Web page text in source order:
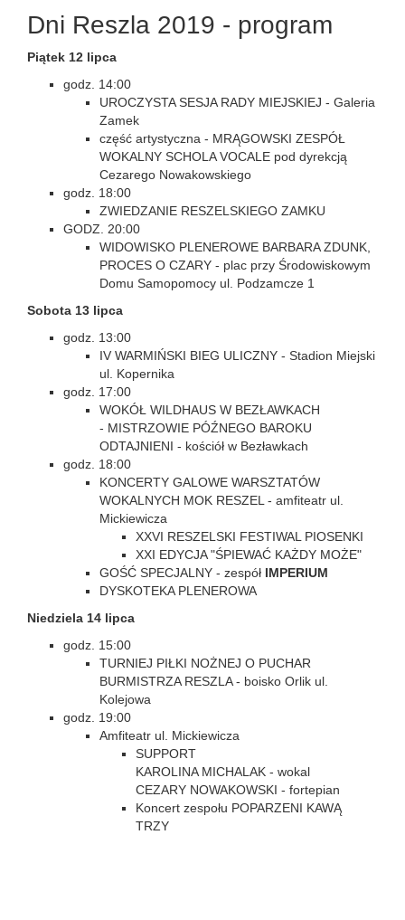
Dni Reszla 2019 - program
Piątek 12 lipca
godz. 14:00
UROCZYSTA SESJA RADY MIEJSKIEJ - Galeria
Zamek
część artystyczna - MRĄGOWSKI ZESPÓŁ
WOKALNY SCHOLA VOCALE pod dyrekcją
Cezarego Nowakowskiego
godz. 18:00
ZWIEDZANIE RESZELSKIEGO ZAMKU
GODZ. 20:00
WIDOWISKO PLENEROWE BARBARA ZDUNK,
PROCES O CZARY - plac przy Środowiskowym
Domu Samopomocy ul. Podzamcze 1
Sobota 13 lipca
godz. 13:00
IV WARMIŃSKI BIEG ULICZNY - Stadion Miejski
ul. Kopernika
godz. 17:00
WOKÓŁ WILDHAUS W BEZŁAWKACH
- MISTRZOWIE PÓŹNEGO BAROKU
ODTAJNIENI - kościół w Bezławkach
godz. 18:00
KONCERTY GALOWE WARSZTATÓW
WOKALNYCH MOK RESZEL - amfiteatr ul.
Mickiewicza
XXVI RESZELSKI FESTIWAL PIOSENKI
XXI EDYCJA "ŚPIEWAĆ KAŻDY MOŻE"
GOŚĆ SPECJALNY - zespół IMPERIUM
DYSKOTEKA PLENEROWA
Niedziela 14 lipca
godz. 15:00
TURNIEJ PIŁKI NOŻNEJ O PUCHAR
BURMISTRZA RESZLA - boisko Orlik ul.
Kolejowa
godz. 19:00
Amfiteatr ul. Mickiewicza
SUPPORT
KAROLINA MICHALAK - wokal
CEZARY NOWAKOWSKI - fortepian
Koncert zespołu POPARZENI KAWĄ
TRZY